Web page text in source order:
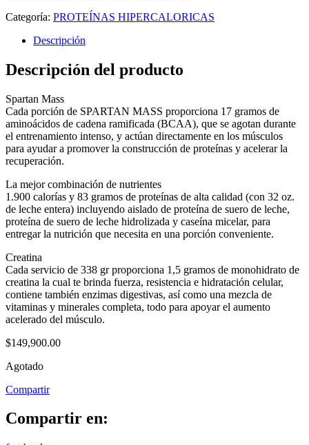
Categoría: PROTEÍNAS HIPERCALORICAS
Descripción
Descripción del producto
Spartan Mass
Cada porción de SPARTAN MASS proporciona 17 gramos de
aminoácidos de cadena ramificada (BCAA), que se agotan durante
el entrenamiento intenso, y actúan directamente en los músculos
para ayudar a promover la construcción de proteínas y acelerar la
recuperación.
La mejor combinación de nutrientes
1.900 calorías y 83 gramos de proteínas de alta calidad (con 32 oz.
de leche entera) incluyendo aislado de proteína de suero de leche,
proteína de suero de leche hidrolizada y caseína micelar, para
entregar la nutrición que necesita en una porción conveniente.
Creatina
Cada servicio de 338 gr proporciona 1,5 gramos de monohidrato de
creatina la cual te brinda fuerza, resistencia e hidratación celular,
contiene también enzimas digestivas, así como una mezcla de
vitaminas y minerales completa, todo para apoyar el aumento
acelerado del músculo.
$149,900.00
Agotado
Compartir
Compartir en: